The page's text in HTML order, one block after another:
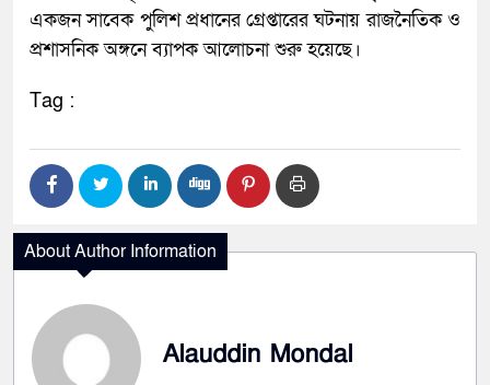
একজন সাবেক পুলিশ প্রধানের গ্রেপ্তারের ঘটনায় রাজনৈতিক ও
প্রশাসনিক অঙ্গনে ব্যাপক আলোচনা শুরু হয়েছে।
Tag :
About Author Information
Alauddin Mondal